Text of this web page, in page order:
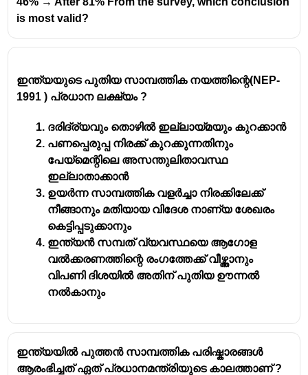
ചേർക്കുക
വ്യവസായമേഖല
ഉൽപ്പന്നങ്ങളുടെ വില
കൂടി അനുവദിച്ചു
പരിഷ്കാരം
ബാങ്കുകൾ നിലവിൽ വന്നു
(ഇന്ത്യൻ ബാങ്കുകൾ,
വിദേശ ബാങ്കുകൾ)
C. വിദേശവിനിമയ
പരിഷ്കാരം
3. ഇന്ത്യയിലെ രൂപയുടെ
വിനിമയനിരക്ക് വിദേശ
ചോദനത്തെയും
പ്രദാനത്തേയും ആശ്രയിച്ച്
തീരുമാനിക്കാൻ തുടങ്ങി
വ്യാപാരനിക്ഷേപ
ഉൽപ്പാദനത്തിൽ
വർധിപ്പിക്കുക
is most valid?
ഇന്ത്യയുടെ പുതിയ സാമ്പത്തിക നയത്തിന്റെ(NEP-
1991 ) പ്രധാന ലക്ഷ്യം ?
ദരിദ്ര്യവും തൊഴിൽ ഇല്ലായ്മയും കുറക്കാൻ
പണപ്പെരുപ്പ നിരക്ക് കുറക്കുന്നതിനും
പേയ്‌മെന്റിലെ അസന്തുലിതാവസ്ഥ
ഇല്ലാതാക്കാൻ
ഉയർന്ന സാമ്പത്തിക വളർച്ചാ നിരക്കിലേക്ക്
നീങ്ങാനും മതിയായ വിദേശ നാണ്യ ശേഖരം
കെട്ടിപ്പടുക്കാനും
ഇന്ത്യൻ സമ്പത് വ്യവസ്ഥയെ ആഗോള
വൽക്കരണത്തിന്റെ രംഗത്തേക്ക് വീഴ്ത്താനും
വിപണി ദിശയിൽ അതിന് പുതിയ ഊന്നൽ
നൽകാനും
ഇന്ത്യയിൽ പുത്തൻ സാമ്പത്തിക പരിഷ്കാരങ്ങൾ
ആരംഭിച്ചത് ഏത് പ്രധാനമന്ത്രിയുടെ കാലത്താണ് ?